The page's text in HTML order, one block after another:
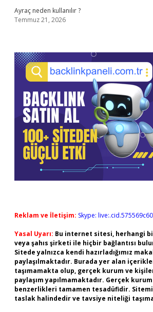
Ayraç neden kullanılır ?
Temmuz 21, 2026
Reklam ve İletişim: Skype:
Yasal Uyarı: Bu internet sitesi, herhangi
veya şahıs şirketi ile hiçbir bağlantısı
Sitede yalnızca kendi hazırladığımız
paylaşılmaktadır. Burada yer alan
taşımamakta olup, gerçek kurum ve
paylaşım yapılmamaktadır. Gerçek
benzerlikleri tamamen tesadüfidir.
taslak halindedir ve tavsiye niteliği